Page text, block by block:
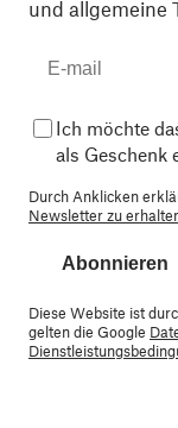
und allgemeine
Ich möchte
als Geschenk
Durch Anklicken
Newsletter zu
Abonnieren
Diese Website ist
gelten die Google